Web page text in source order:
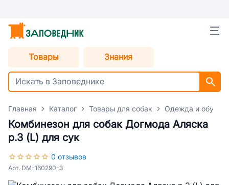
Товары Знания
Главная Каталог Товары для собак Одежда и обувь
Комбинезон для собак Догмода Аляска
р.3 (L) для сук
0 отзывов
Арт. DM-160290-3